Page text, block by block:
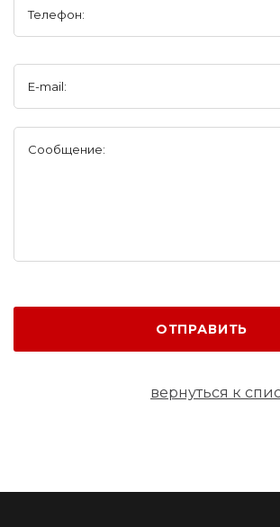
Телефон:
E-mail:
Сообщение:
ОТПРАВИТЬ
вернуться к